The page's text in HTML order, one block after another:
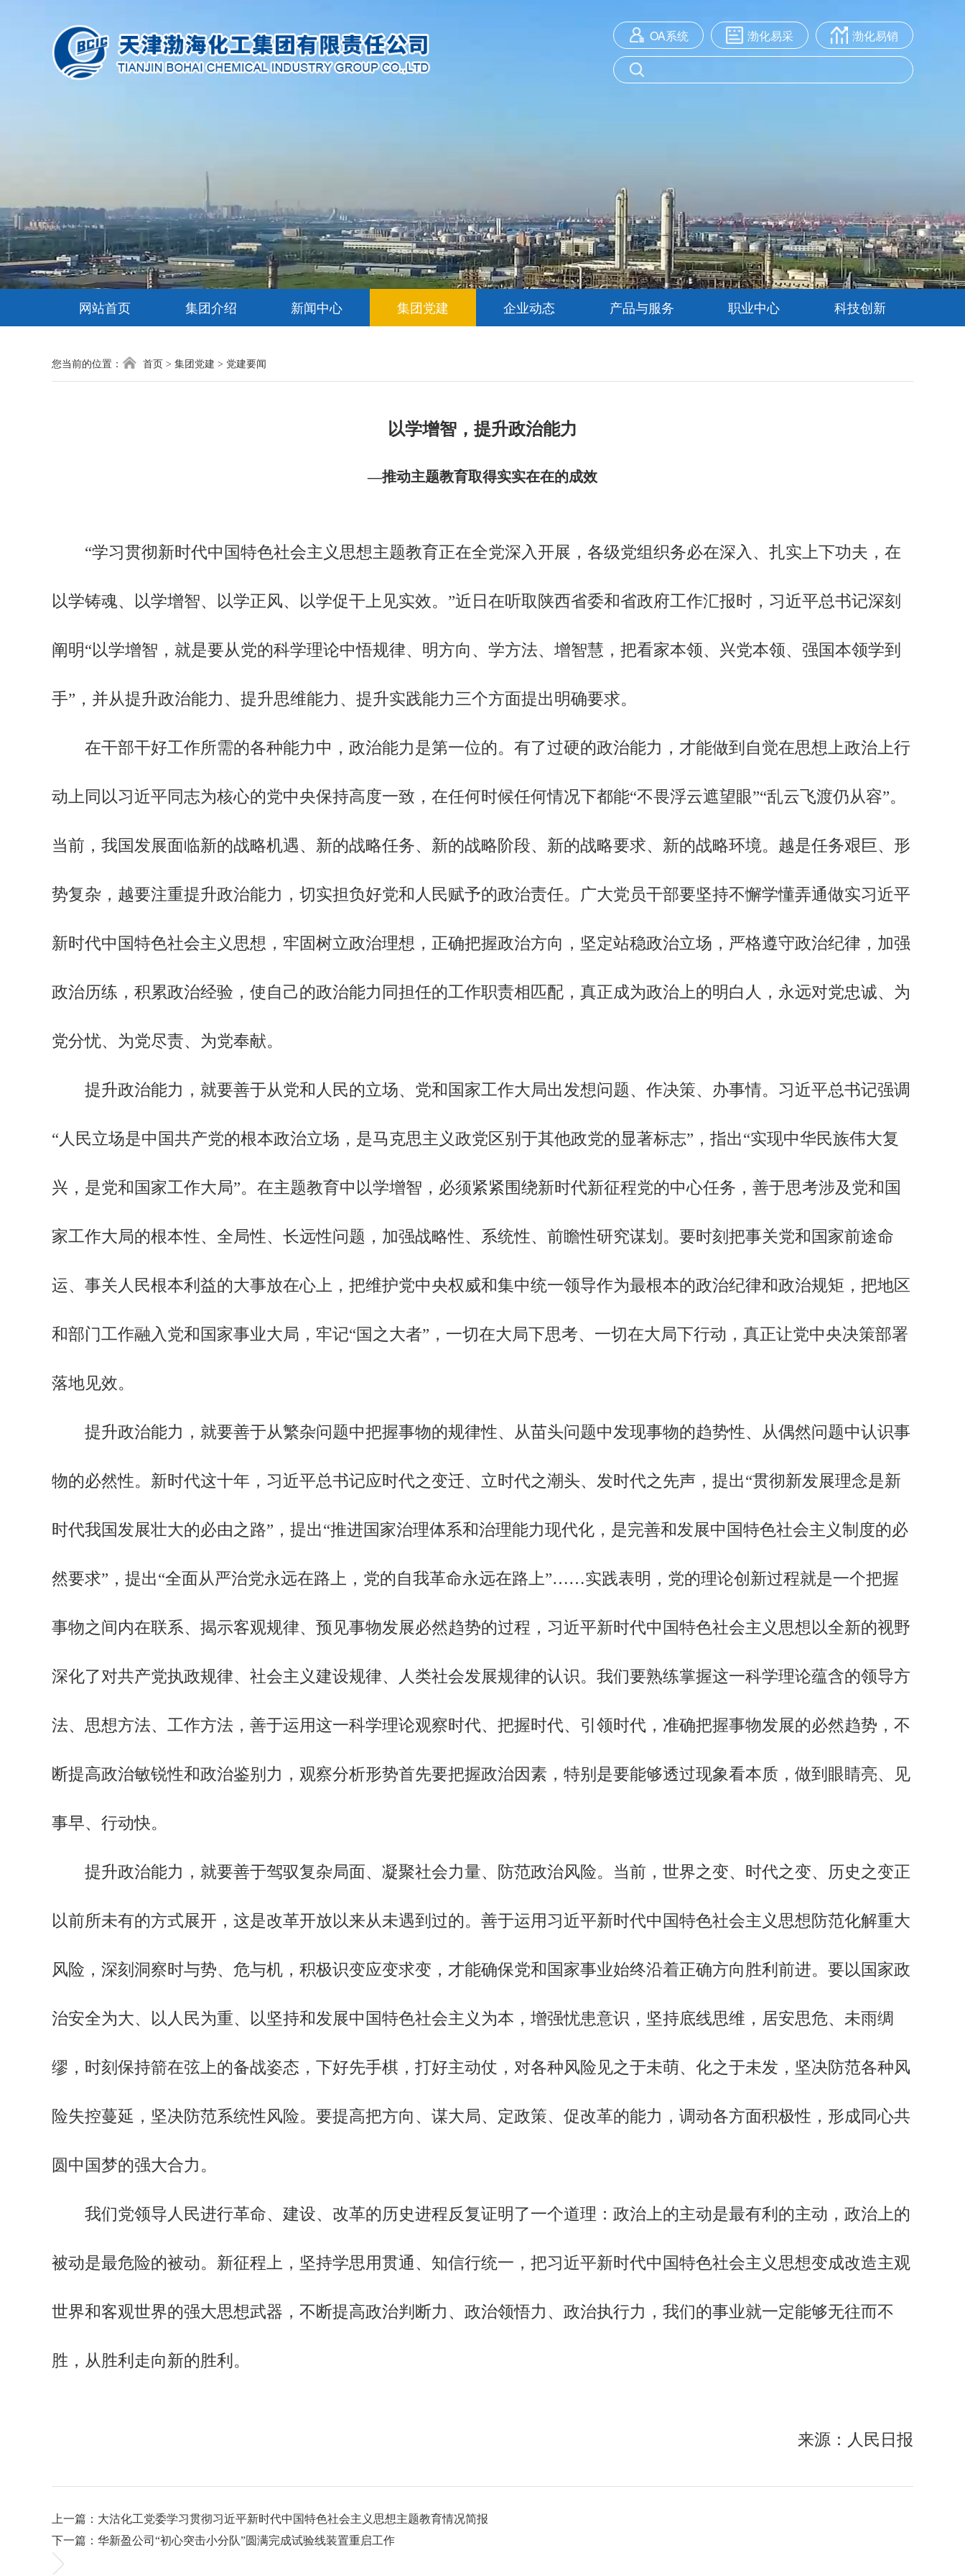
OA系统 渤化易采 渤化易销
网站首页 集团介绍 新闻中心 集团党建 企业动态 产品与服务 职业中心 科技创新
您当前的位置： 首页 > 集团党建 > 党建要闻
以学增智，提升政治能力
—推动主题教育取得实实在在的成效
“学习贯彻新时代中国特色社会主义思想主题教育正在全党深入开展，各级党组织务必在深入、扎实上下功夫，在
以学铸魂、以学增智、以学正风、以学促干上见实效。”近日在听取陕西省委和省政府工作汇报时，习近平总书记深刻
阐明“以学增智，就是要从党的科学理论中悟规律、明方向、学方法、增智慧，把看家本领、兴党本领、强国本领学到
手”，并从提升政治能力、提升思维能力、提升实践能力三个方面提出明确要求。
在干部干好工作所需的各种能力中，政治能力是第一位的。有了过硬的政治能力，才能做到自觉在思想上政治上行
动上同以习近平同志为核心的党中央保持高度一致，在任何时候任何情况下都能“不畏浮云遮望眼”“乱云飞渡仍从容”。
当前，我国发展面临新的战略机遇、新的战略任务、新的战略阶段、新的战略要求、新的战略环境。越是任务艰巨、形
势复杂，越要注重提升政治能力，切实担负好党和人民赋予的政治责任。广大党员干部要坚持不懈学懂弄通做实习近平
新时代中国特色社会主义思想，牢固树立政治理想，正确把握政治方向，坚定站稳政治立场，严格遵守政治纪律，加强
政治历练，积累政治经验，使自己的政治能力同担任的工作职责相匹配，真正成为政治上的明白人，永远对党忠诚、为
党分忧、为党尽责、为党奉献。
提升政治能力，就要善于从党和人民的立场、党和国家工作大局出发想问题、作决策、办事情。习近平总书记强调
“人民立场是中国共产党的根本政治立场，是马克思主义政党区别于其他政党的显著标志”，指出“实现中华民族伟大复
兴，是党和国家工作大局”。在主题教育中以学增智，必须紧紧围绕新时代新征程党的中心任务，善于思考涉及党和国
家工作大局的根本性、全局性、长远性问题，加强战略性、系统性、前瞻性研究谋划。要时刻把事关党和国家前途命
运、事关人民根本利益的大事放在心上，把维护党中央权威和集中统一领导作为最根本的政治纪律和政治规矩，把地区
和部门工作融入党和国家事业大局，牢记“国之大者”，一切在大局下思考、一切在大局下行动，真正让党中央决策部署
落地见效。
提升政治能力，就要善于从繁杂问题中把握事物的规律性、从苗头问题中发现事物的趋势性、从偶然问题中认识事
物的必然性。新时代这十年，习近平总书记应时代之变迁、立时代之潮头、发时代之先声，提出“贯彻新发展理念是新
时代我国发展壮大的必由之路”，提出“推进国家治理体系和治理能力现代化，是完善和发展中国特色社会主义制度的必
然要求”，提出“全面从严治党永远在路上，党的自我革命永远在路上”……实践表明，党的理论创新过程就是一个把握
事物之间内在联系、揭示客观规律、预见事物发展必然趋势的过程，习近平新时代中国特色社会主义思想以全新的视野
深化了对共产党执政规律、社会主义建设规律、人类社会发展规律的认识。我们要熟练掌握这一科学理论蕴含的领导方
法、思想方法、工作方法，善于运用这一科学理论观察时代、把握时代、引领时代，准确把握事物发展的必然趋势，不
断提高政治敏锐性和政治鉴别力，观察分析形势首先要把握政治因素，特别是要能够透过现象看本质，做到眼睛亮、见
事早、行动快。
提升政治能力，就要善于驾驭复杂局面、凝聚社会力量、防范政治风险。当前，世界之变、时代之变、历史之变正
以前所未有的方式展开，这是改革开放以来从未遇到过的。善于运用习近平新时代中国特色社会主义思想防范化解重大
风险，深刻洞察时与势、危与机，积极识变应变求变，才能确保党和国家事业始终沿着正确方向胜利前进。要以国家政
治安全为大、以人民为重、以坚持和发展中国特色社会主义为本，增强忧患意识，坚持底线思维，居安思危、未雨绸
缪，时刻保持箭在弦上的备战姿态，下好先手棋，打好主动仗，对各种风险见之于未萌、化之于未发，坚决防范各种风
险失控蔓延，坚决防范系统性风险。要提高把方向、谋大局、定政策、促改革的能力，调动各方面积极性，形成同心共
圆中国梦的强大合力。
我们党领导人民进行革命、建设、改革的历史进程反复证明了一个道理：政治上的主动是最有利的主动，政治上的
被动是最危险的被动。新征程上，坚持学思用贯通、知信行统一，把习近平新时代中国特色社会主义思想变成改造主观
世界和客观世界的强大思想武器，不断提高政治判断力、政治领悟力、政治执行力，我们的事业就一定能够无往而不
胜，从胜利走向新的胜利。
来源：人民日报
上一篇：大沽化工党委学习贯彻习近平新时代中国特色社会主义思想主题教育情况简报
下一篇：华新盈公司“初心突击小分队”圆满完成试验线装置重启工作